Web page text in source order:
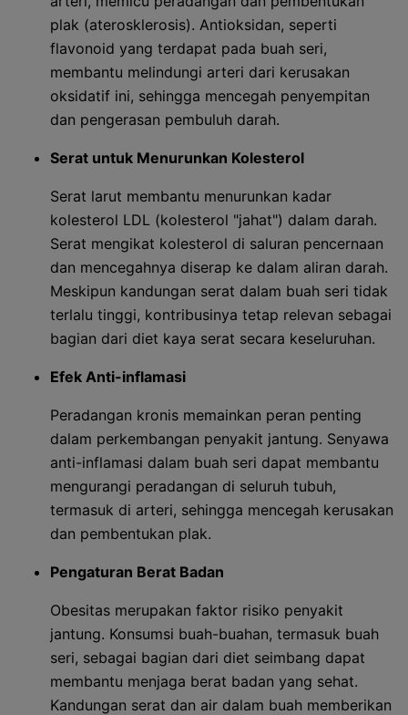
plak (aterosklerosis). Antioksidan, seperti
flavonoid yang terdapat pada buah seri,
membantu melindungi arteri dari kerusakan
oksidatif ini, sehingga mencegah penyempitan
dan pengerasan pembuluh darah.
Serat untuk Menurunkan Kolesterol
Serat larut membantu menurunkan kadar
kolesterol LDL (kolesterol "jahat") dalam darah.
Serat mengikat kolesterol di saluran pencernaan
dan mencegahnya diserap ke dalam aliran darah.
Meskipun kandungan serat dalam buah seri tidak
terlalu tinggi, kontribusinya tetap relevan sebagai
bagian dari diet kaya serat secara keseluruhan.
Efek Anti-inflamasi
Peradangan kronis memainkan peran penting
dalam perkembangan penyakit jantung. Senyawa
anti-inflamasi dalam buah seri dapat membantu
mengurangi peradangan di seluruh tubuh,
termasuk di arteri, sehingga mencegah kerusakan
dan pembentukan plak.
Pengaturan Berat Badan
Obesitas merupakan faktor risiko penyakit
jantung. Konsumsi buah-buahan, termasuk buah
seri, sebagai bagian dari diet seimbang dapat
membantu menjaga berat badan yang sehat.
Kandungan serat dan air dalam buah memberikan